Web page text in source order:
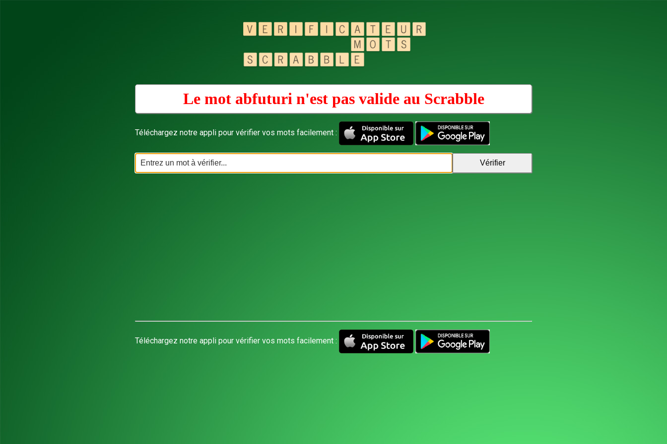
Le mot abfuturi n'est pas valide au Scrabble
Téléchargez notre appli pour vérifier vos mots facilement :
Téléchargez notre appli pour vérifier vos mots facilement :